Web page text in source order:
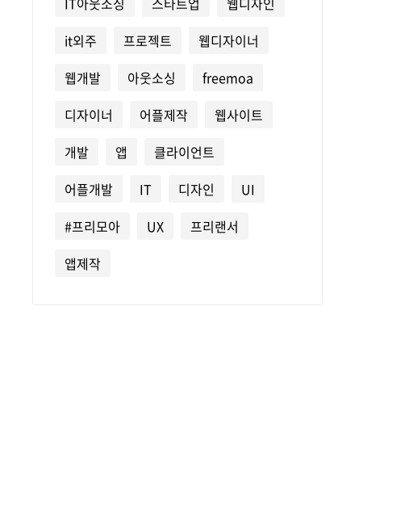
it외주
프로젝트
웹디자이너
웹개발
아웃소싱
freemoa
디자이너
어플제작
웹사이트
개발
앱
클라이언트
어플개발
IT 디자인
UI
#프리모아
UX
프리랜서
앱제작